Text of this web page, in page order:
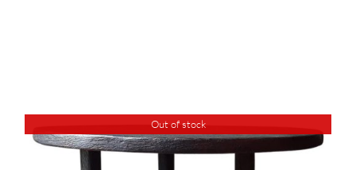
Out of stock